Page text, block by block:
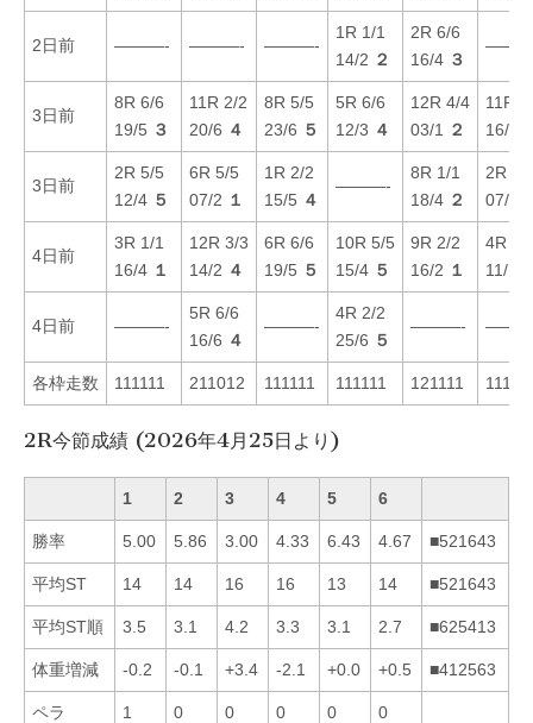
2日前 ———- ———- ———-
1R 1/1
14/2 ２
2R 6/6
16/4 ３
3日前
8R 6/6
19/5 ３
11R 2/2
20/6 ４
8R 5/5
23/6 ５
5R 6/6
12/3 ４
12R 4/4
03/1
２
11R
16/2
3日前
2R 5/5
12/4 ５
6R 5/5
07/2 １
1R 2/2
15/5 ４
———-
8R 1/1
18/4 ２
2R 4/
07/1
4日前
3R 1/1
16/4 １
12R 3/3
14/2 ４
6R 6/6
19/5 ５
10R 5/5
15/4 ５
9R 2/2
16/2 １
4R 3/
11/1
4日前 ———-
5R 6/6
16/6 ４
———-
4R 2/2
25/6 ５
———-
各枠走数 111111 211012 111111 111111 121111
2R今節成績 (2026年4月25日より)
1 2 3 4 5 6
勝率 5.00 5.86 3.00 4.33 6.43 4.67 ■521643
平均ST 14 14 16 16 13 14 ■521643
平均ST順 3.5 3.1 4.2 3.3 3.1 2.7 ■625413
体重増減 -0.2 -0.1 +3.4 -2.1 +0.0 +0.5 ■412563
ペラ 1 0 0 0 0 0